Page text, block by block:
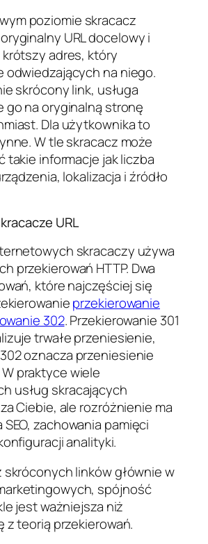
poziomie skracacz
URL docelowy i
adres, który
odwiedzających na niego.
skrócony link, usługa
go na oryginalną stronę
Dla użytkownika to
W tle skracacz może
takie informacje jak liczba
lokalizacja i źródło
URL
skracaczy używa
przekierowań HTTP. Dwa
które najczęściej się
przekierowanie
302. Przekierowanie 301
trwałe przeniesienie,
oznacza przeniesienie
praktyce wiele
usług skracających
Ciebie, ale rozróżnienie ma
zachowania pamięci
analityki.
skróconych linków głównie w
spójność
jest ważniejsza niż
z teorią przekierowań.